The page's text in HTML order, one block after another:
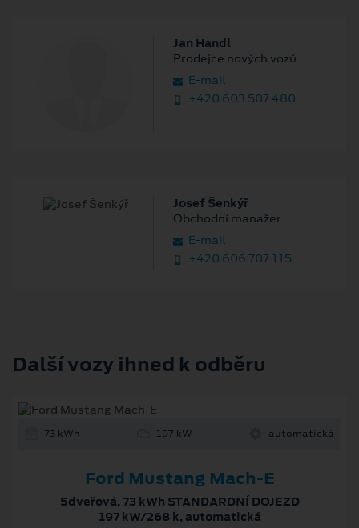
Jan Handl
Prodejce nových vozů
E‑mail
+420 603 507 480
Josef Šenkýř
Obchodní manažer
E‑mail
+420 606 707 115
Další vozy ihned k odběru
73 kWh 197 kW automatická
Ford Mustang Mach-E
5dveřová, 73 kWh STANDARDNÍ DOJEZD
197 kW/268 k, automatická